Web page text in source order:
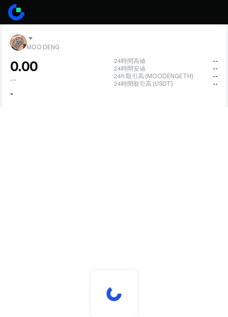
MOO DENG
0.00
--
-
24時間高値
--
24時間安値
--
24h 取引高 (MOODENGETH)
--
24時間取引高 (USDT)
--